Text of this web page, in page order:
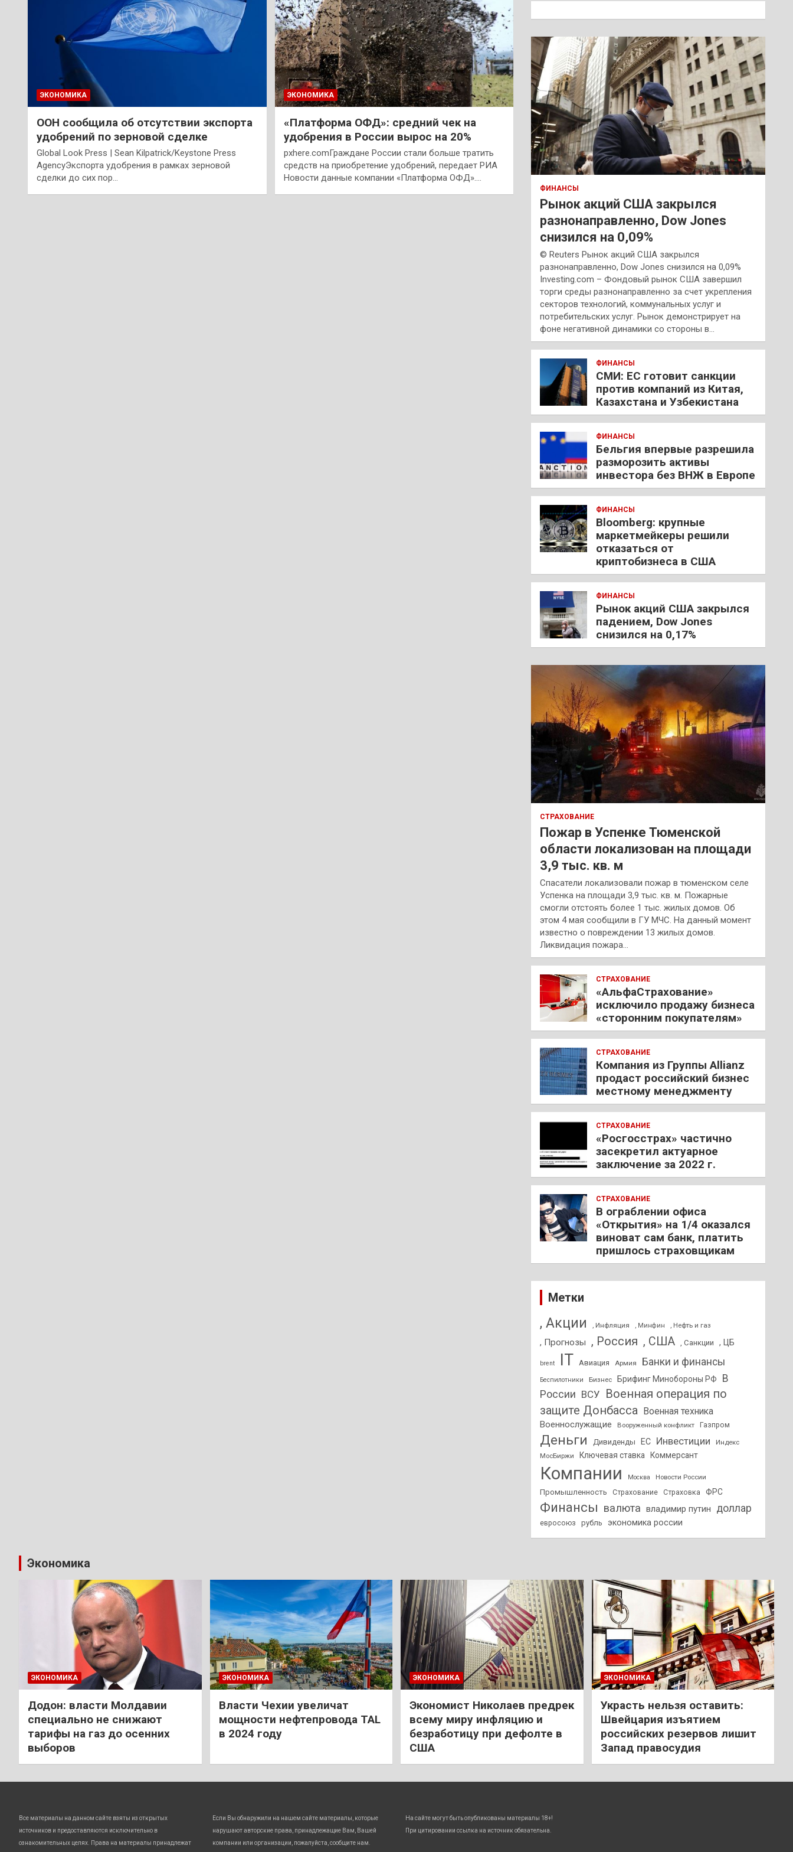
ЭКОНОМИКА
ООН сообщила об отсутствии экспорта
удобрений по зерновой сделке
Global Look Press | Sean Kilpatrick/Keystone Press
AgencyЭкспорта удобрения в рамках зерновой
сделки до сих пор…
ЭКОНОМИКА
«Платформа ОФД»: средний чек на
удобрения в России вырос на 20%
pxhere.comГраждане России стали больше тратить
средств на приобретение удобрений, передает РИА
Новости данные компании «Платформа ОФД».…
к
ФИНАНСЫ
Рынок акций США закрылся
разнонаправленно, Dow Jones
снизился на 0,09%
© Reuters Рынок акций США закрылся
разнонаправленно, Dow Jones снизился на 0,09%
Investing.com – Фондовый рынок США завершил
торги среды разнонаправленно за счет укрепления
секторов технологий, коммунальных услуг и
потребительских услуг. Рынок демонстрирует на
фоне негативной динамики со стороны в…
ФИНАНСЫ
СМИ: ЕС готовит санкции
против компаний из Китая,
Казахстана и Узбекистана
ФИНАНСЫ
Бельгия впервые разрешила
разморозить активы
инвестора без ВНЖ в Европе
ФИНАНСЫ
Bloomberg: крупные
маркетмейкеры решили
отказаться от
криптобизнеса в США
ФИНАНСЫ
Рынок акций США закрылся
падением, Dow Jones
снизился на 0,17%
СТРАХОВАНИЕ
Пожар в Успенке Тюменской
области локализован на площади
3,9 тыс. кв. м
Спасатели локализовали пожар в тюменском селе
Успенка на площади 3,9 тыс. кв. м. Пожарные
смогли отстоять более 1 тыс. жилых домов. Об
этом 4 мая сообщили в ГУ МЧС. На данный момент
известно о повреждении 13 жилых домов.
Ликвидация пожара…
СТРАХОВАНИЕ
«АльфаСтрахование»
исключило продажу бизнеса
«сторонним покупателям»
СТРАХОВАНИЕ
Компания из Группы Allianz
продаст российский бизнес
местному менеджменту
СТРАХОВАНИЕ
«Росгосстрах» частично
засекретил актуарное
заключение за 2022 г.
СТРАХОВАНИЕ
В ограблении офиса
«Открытия» на 1/4 оказался
виноват сам банк, платить
пришлось страховщикам
Метки
, Акции , Инфляция , Минфин , Нефть и газ
, Прогнозы , Россия , США , Санкции , ЦБ
brent IT Авиация Армия Банки и финансы
Беспилотники Бизнес Брифинг Минобороны РФ
В
России ВСУ Военная операция по
защите Донбасса Военная техника
Военнослужащие Вооруженный конфликт Газпром
Деньги Дивиденды ЕС Инвестиции
Индекс
МосБиржи
Ключевая ставка Коммерсант
Компании Москва Новости России
Промышленность Страхование Страховка ФРС
Финансы валюта владимир путин доллар
евросоюз рубль экономика россии
Экономика
ЭКОНОМИКА
Додон: власти Молдавии
специально не снижают
тарифы на газ до осенних
выборов
ЭКОНОМИКА
Власти Чехии увеличат
мощности нефтепровода TAL
в 2024 году
ЭКОНОМИКА
Экономист Николаев предрек
всему миру инфляцию и
безработицу при дефолте в
США
ЭКОНОМИКА
Украсть нельзя оставить:
Швейцария изъятием
российских резервов лишит
Запад правосудия
Все материалы на данном сайте взяты из открытых
источников и предоставляются исключительно в
ознакомительных целях. Права на материалы принадлежат
Если Вы обнаружили на нашем сайте материалы, которые
нарушают авторские права, принадлежащие Вам, Вашей
компании или организации, пожалуйста, сообщите нам.
На сайте могут быть опубликованы материалы 18+!
При цитировании ссылка на источник обязательна.